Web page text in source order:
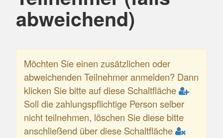
abweichend)
Möchten Sie einen zusätzlichen oder
abweichenden Teilnehmer anmelden? Dann
klicken Sie bitte auf diese Schaltfläche
Soll die zahlungspflichtige Person selber
nicht teilnehmen, löschen Sie diese bitte
anschließend über diese Schaltfläche